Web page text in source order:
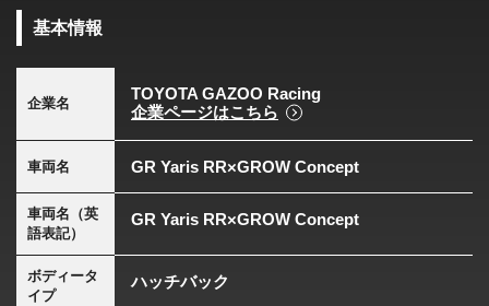
基本情報
企業名
TOYOTA GAZOO Racing
企業ページはこちら
車両名 GR Yaris RR×GROW Concept
車両名（英
語表記）
GR Yaris RR×GROW Concept
ボディータ
イプ
ハッチバック